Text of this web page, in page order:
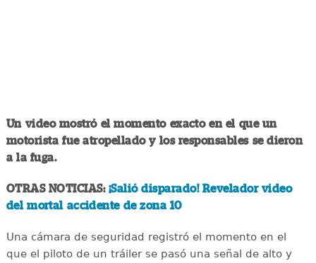
Un video mostró el momento exacto en el que un
motorista fue atropellado y los responsables se dieron
a la fuga.
OTRAS NOTICIAS: ¡Salió disparado! Revelador video
del mortal accidente de zona 10
Una cámara de seguridad registró el momento en el
que el piloto de un tráiler se pasó una señal de alto y